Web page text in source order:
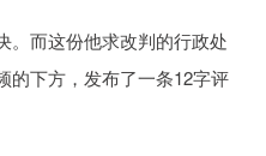
。而这份他求改判的行政处
的下方，发布了一条12字评